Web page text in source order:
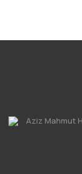
Aziz Mahmut